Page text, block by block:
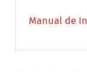
Manual de